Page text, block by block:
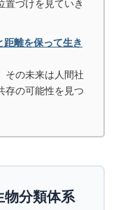
置づけを見ていき
離を保って生き
その未来は人間社
存の可能性を見つ
物分類体系